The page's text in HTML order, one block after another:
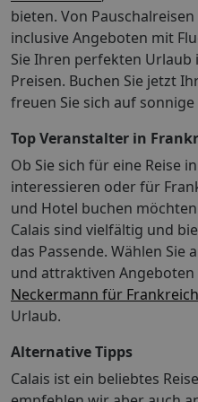
Internetzugang, ein
Badezimmer sind
einer Badewanne. Für den
ein Haartrockner und ein
Verfügung. Das Hotel
wohnen Sie 1 Doppelbett,
regelbar, Kaffee-/
zu tagesaktuellen Preisen
beachten Sie! Bei
Flug ist das Zug zum Flug
Deutschland (und dem
zubuchbar. Das Zug zum
Buchung einer reinen
Hotelleistung ohne Flug,
Hotel oder Mietwagen) mit
den Zielflughäfen
innerdeutschen Flugreisen
Flughäfen, auch nicht für
bieten. Von
inclusive Angeboten mit
Sie Ihren perfekten Urlaub
Preisen. Buchen Sie jetzt
freuen Sie sich auf
Top Veranstalter in
Ob Sie sich für eine Reise
interessieren oder für
und Hotel buchen
Calais sind vielfältig und
das Passende. Wählen Sie
und attraktiven
Neckermann für Frankreich
Urlaub.
Alternative Tipps
Calais ist ein beliebtes